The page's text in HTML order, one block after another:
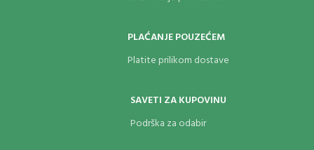
PLAĆANJE POUZEĆEM
Platite prilikom dostave
SAVETI ZA KUPOVINU
Podrška za odabir